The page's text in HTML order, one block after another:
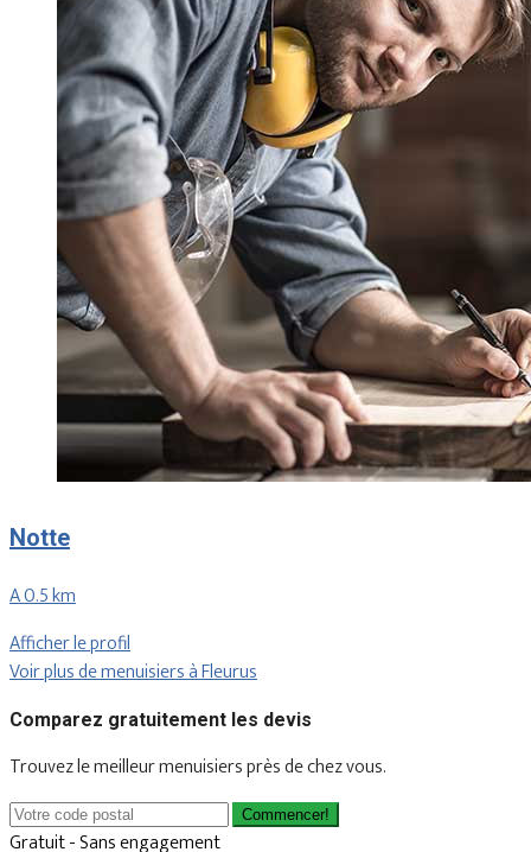
Notte
A 0.5 km
Afficher le profil
Voir plus de menuisiers à Fleurus
Comparez gratuitement les devis
Trouvez le meilleur menuisiers près de chez vous.
Commencer!
Gratuit - Sans engagement